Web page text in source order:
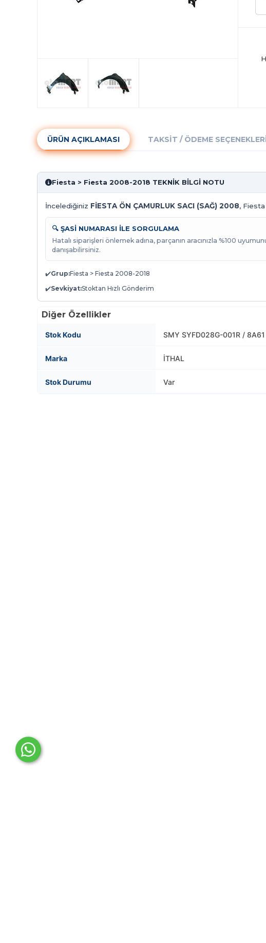
ÜRÜN AÇIKLAMASI TAKSIT / ÖDEME
Fiesta > Fiesta 2008-2018 TEKNİK BİLGİ NOTU
İncelediğiniz FİESTA ÖN ÇAMURLUK SACI (SAĞ) 2008,
🔍 ŞASİ NUMARASI İLE SORGULAMA
Hatalı siparişleri önlemek adına, parçanın aracınızla %100
danışabilirsiniz.
✔️Grup:Fiesta > Fiesta 2008-2018
✔️Sevkiyat:Stoktan Hızlı Gönderim
Diğer Özellikler
Stok Kodu SMY SYFD028G-001R /
Marka İTHAL
Stok Durumu Var